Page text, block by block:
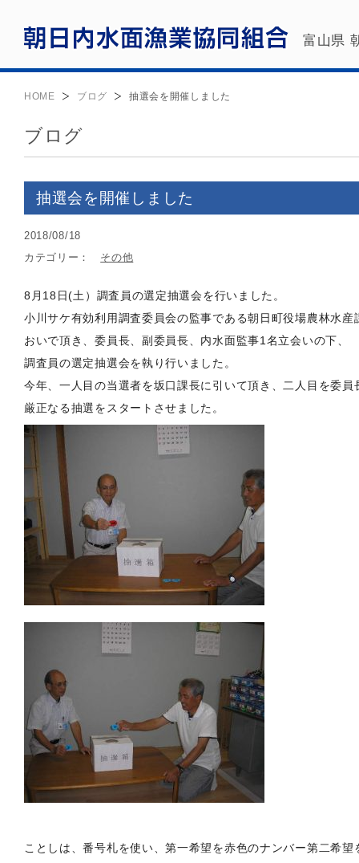
富山県
HOME ブログ 抽選会を開催しました
ブログ
抽選会を開催しました
2018/08/18
カテゴリー：
その他
8月18日(土）調査員の選定抽選会を行いました。
小川サケ有効利用調査委員会の監事である朝日町役場農林水産
おいで頂き、委員長、副委員長、内水面監事1名立会いの下、
調査員の選定抽選会を執り行いました。
今年、一人目の当選者を坂口課長に引いて頂き、二人目を委員
厳正なる抽選をスタートさせました。
ことしは、番号札を使い、第一希望を赤色のナンバー第二希望